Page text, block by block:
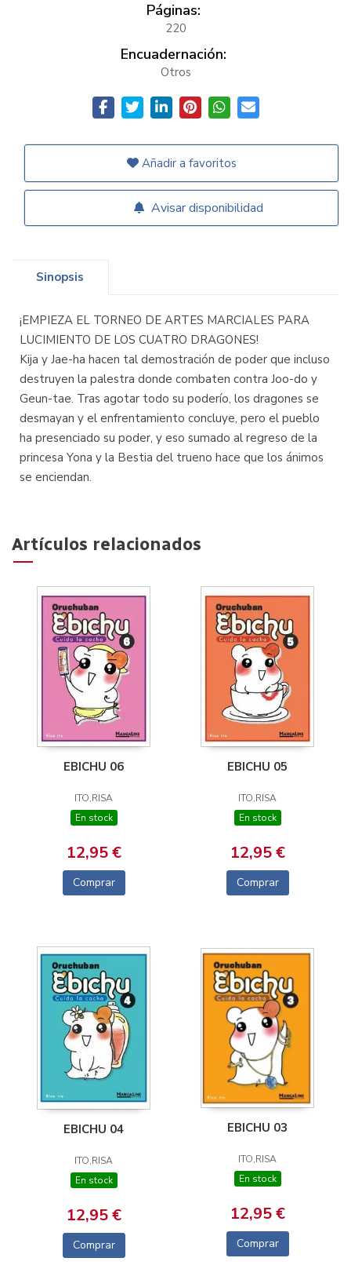
Páginas:
220
Encuadernación:
Otros
Añadir a favoritos
Avisar disponibilidad
Sinopsis
¡EMPIEZA EL TORNEO DE ARTES MARCIALES PARA
LUCIMIENTO DE LOS CUATRO DRAGONES!
Kija y Jae-ha hacen tal demostración de poder que incluso
destruyen la palestra donde combaten contra Joo-do y
Geun-tae. Tras agotar todo su poderío, los dragones se
desmayan y el enfrentamiento concluye, pero el pueblo
ha presenciado su poder, y eso sumado al regreso de la
princesa Yona y la Bestia del trueno hace que los ánimos
se enciendan.
Artículos relacionados
EBICHU 06
ITO,RISA
En stock
12,95 €
Comprar
EBICHU 05
ITO,RISA
En stock
12,95 €
Comprar
EBICHU 04
ITO,RISA
En stock
12,95 €
Comprar
EBICHU 03
ITO,RISA
En stock
12,95 €
Comprar